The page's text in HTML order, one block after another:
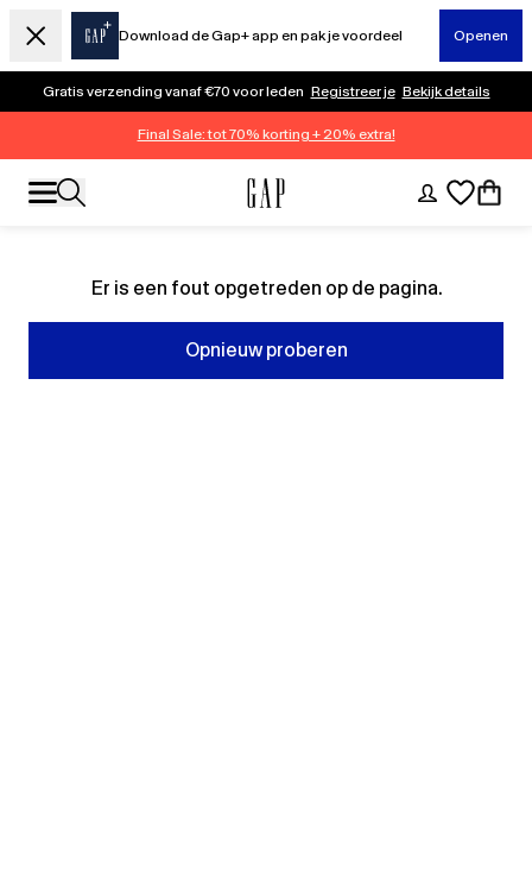
Download de Gap+ app en pak je voordeel Openen
Gratis verzending vanaf €70 voor leden Registreer je Bekijk details
Final Sale: tot 70% korting + 20% extra!
Er is een fout opgetreden op de pagina.
Opnieuw proberen